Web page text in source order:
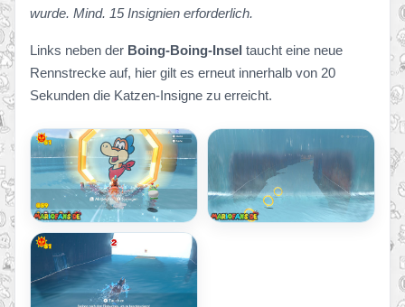
wurde. Mind. 15 Insignien erforderlich.
Links neben der Boing-Boing-Insel taucht eine neue
Rennstrecke auf, hier gilt es erneut innerhalb von 20
Sekunden die Katzen-Insigne zu erreicht.